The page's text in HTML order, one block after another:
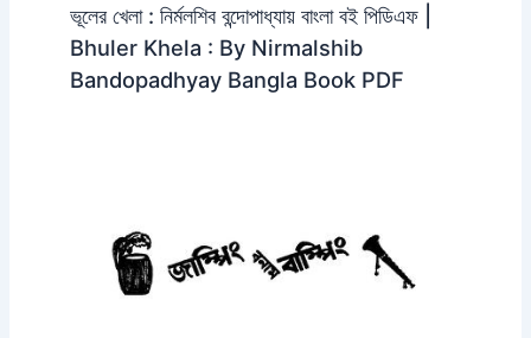
ভূলের খেলা : নির্মলশিব বন্দোপাধ্যায় বাংলা বই পিডিএফ |
Bhuler Khela : By Nirmalshib
Bandopadhyay Bangla Book PDF